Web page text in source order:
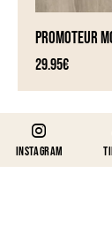
PROMOTEUR
29.95€
Instagram